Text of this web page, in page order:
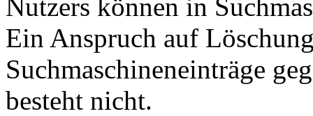
Nutzers können in
Ein Anspruch auf
Suchmaschineneinträge
besteht nicht.